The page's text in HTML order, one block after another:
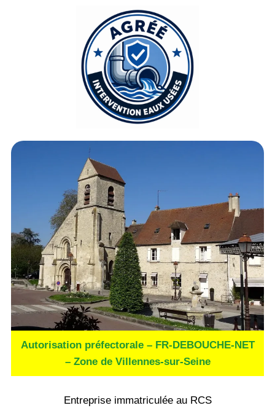
Autorisation préfectorale – FR-DEBOUCHE-NET
– Zone de Villennes-sur-Seine
Entreprise immatriculée au RCS